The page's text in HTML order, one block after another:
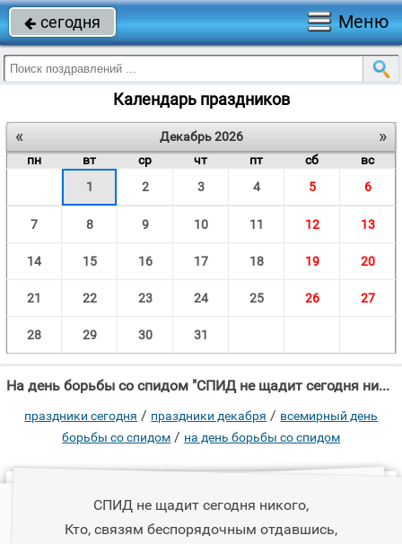
 сегодня Меню
Календарь праздников
« »
Декабрь 2026
пн
вт ср чт пт сб
вс
1
2 3 4 5 6
7 8 9 10 11 12 13
14 15 16 17 18 19 20
21 22 23 24 25 26 27
28 29 30 31
На день борьбы со спидом "СПИД не щадит сегодня никого, Кто, связям беспорядочным отдавшись, Здоровья не"
праздники сегодня / праздники декабря / всемирный день
борьбы со спидом / на день борьбы со спидом
СПИД не щадит сегодня никого,
Кто, связям беспорядочным отдавшись,